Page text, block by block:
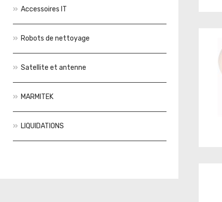
Accessoires IT
Robots de nettoyage
Satellite et antenne
MARMITEK
LIQUIDATIONS